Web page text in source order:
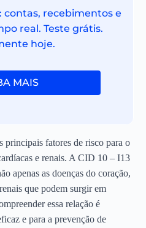
contas, recebimentos e
real. Teste grátis.
hoje.
MAIS
principais fatores de risco para o
e renais. A CID 10 – I13
apenas as doenças do coração,
que podem surgir em
essa relação é
e para a prevenção de